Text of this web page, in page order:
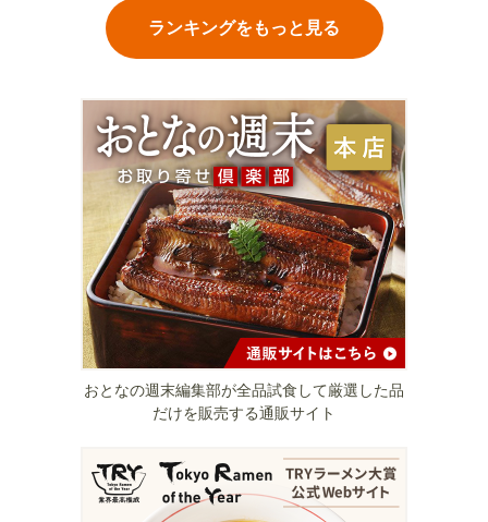
ランキングをもっと見る
おとなの週末編集部が全品試食して厳選した品
だけを販売する通販サイト